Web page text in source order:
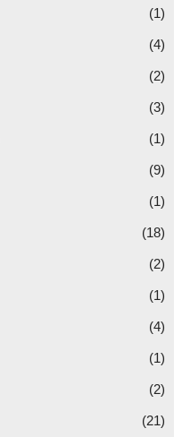
(1)
(4)
(2)
(3)
(1)
(9)
(1)
(18)
(2)
(1)
(4)
(1)
(2)
(21)